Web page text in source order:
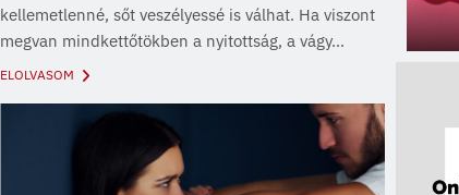
kellemetlenné, sőt veszélyessé is válhat. Ha viszont
megvan mindkettőtökben a nyitottság, a vágy...
ELOLVASOM